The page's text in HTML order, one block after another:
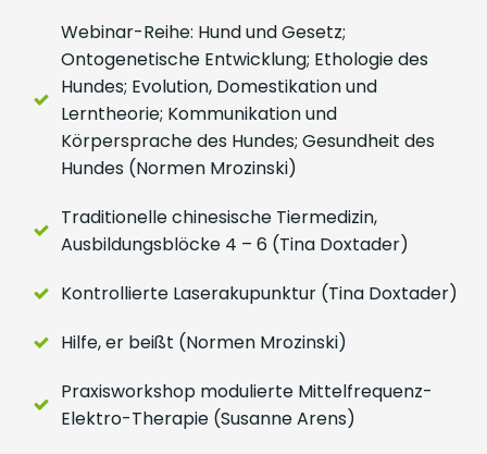
Webinar-Reihe: Hund und Gesetz;
Ontogenetische Entwicklung; Ethologie des
Hundes; Evolution, Domestikation und
Lerntheorie; Kommunikation und
Körpersprache des Hundes; Gesundheit des
Hundes (Normen Mrozinski)
Traditionelle chinesische Tiermedizin,
Ausbildungsblöcke 4 – 6 (Tina Doxtader)
Kontrollierte Laserakupunktur (Tina Doxtader)
Hilfe, er beißt (Normen Mrozinski)
Praxisworkshop modulierte Mittelfrequenz-
Elektro-Therapie (Susanne Arens)